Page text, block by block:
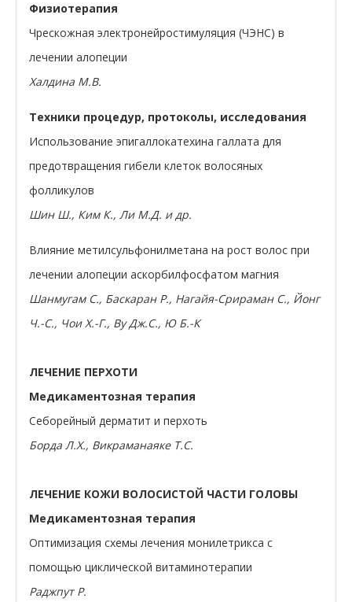
Физиотерапия
Чрескожная электронейростимуляция (ЧЭНС) в
лечении алопеции
Халдина М.В.
Техники процедур, протоколы, исследования
Использование эпигаллокатехина галлата для
предотвращения гибели клеток волосяных
фолликулов
Шин Ш., Ким К., Ли М.Д. и др.
Влияние метилсульфонилметана на рост волос при
лечении алопеции аскорбилфосфатом магния
Шанмугам С., Баскаран Р., Нагайя-Срираман С., Йонг
Ч.-С., Чои Х.-Г., Ву Дж.С., Ю Б.-К
ЛЕЧЕНИЕ ПЕРХОТИ
Медикаментозная терапия
Себорейный дерматит и перхоть
Борда Л.Х., Викраманаяке Т.С.
ЛЕЧЕНИЕ КОЖИ ВОЛОСИСТОЙ ЧАСТИ ГОЛОВЫ
Медикаментозная терапия
Оптимизация схемы лечения монилетрикса с
помощью циклической витаминотерапии
Раджпут Р.